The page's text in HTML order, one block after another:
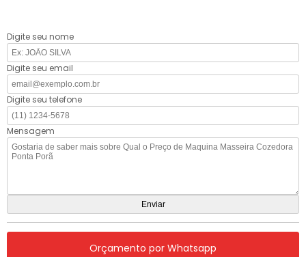
Digite seu nome
Digite seu email
Digite seu telefone
Mensagem
Orçamento por Whatsapp